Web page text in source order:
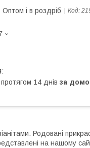
Оптом і в роздріб Код:
14 днів за
Родовані
на нашому